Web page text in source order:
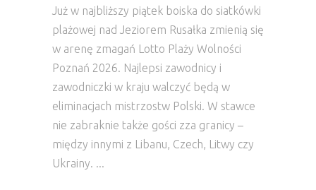
Już w najbliższy piątek boiska do siatkówki
plażowej nad Jeziorem Rusałka zmienią się
w arenę zmagań Lotto Plaży Wolności
Poznań 2026. Najlepsi zawodnicy i
zawodniczki w kraju walczyć będą w
eliminacjach mistrzostw Polski. W stawce
nie zabraknie także gości zza granicy –
między innymi z Libanu, Czech, Litwy czy
Ukrainy.